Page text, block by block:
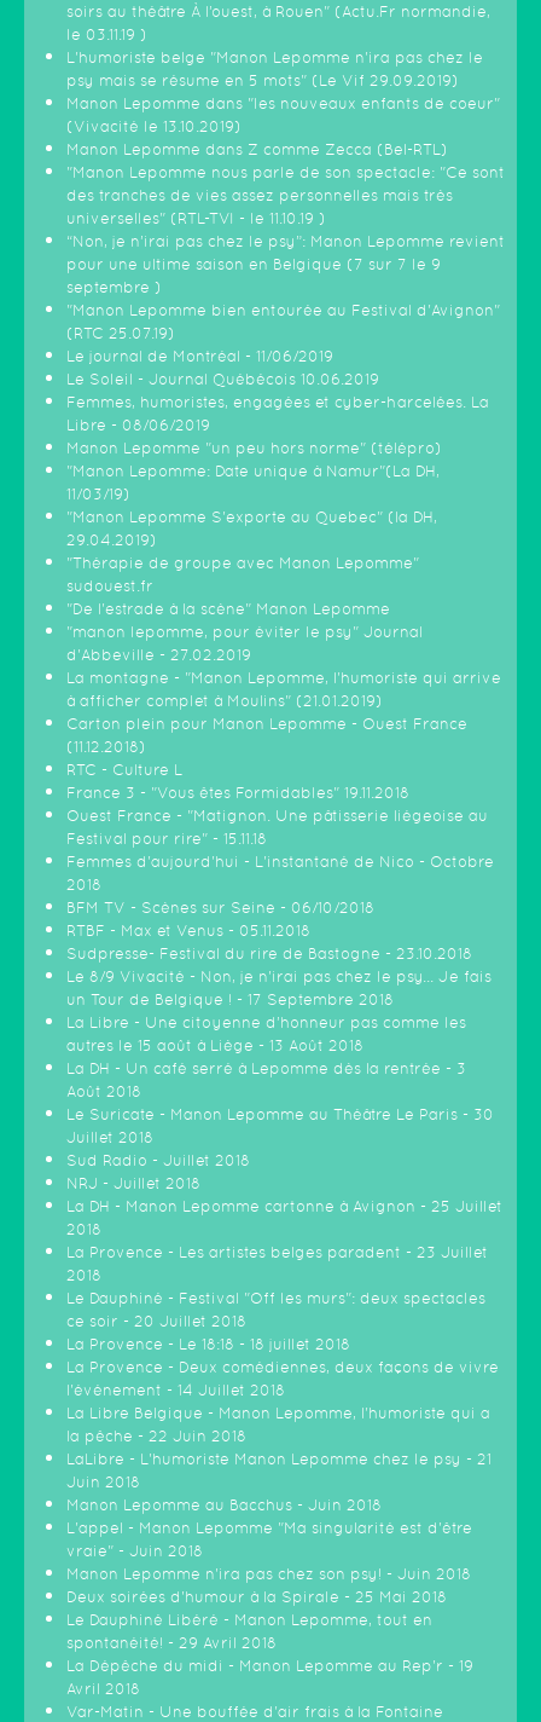
soirs au théâtre À l’ouest, à Rouen" (Actu.Fr normandie,
le 03.11.19 )
L'humoriste belge "Manon Lepomme n'ira pas chez le
psy mais se résume en 5 mots" (Le Vif 29.09.2019)
Manon Lepomme dans "les nouveaux enfants de coeur"
(Vivacité le 13.10.2019)
Manon Lepomme dans Z comme Zecca (Bel-RTL)
"Manon Lepomme nous parle de son spectacle: "Ce sont
des tranches de vies assez personnelles mais très
universelles" (RTL-TVI - le 11.10.19 )
“Non, je n’irai pas chez le psy”: Manon Lepomme revient
pour une ultime saison en Belgique (7 sur 7 le 9
septembre )
"Manon Lepomme bien entourée au Festival d'Avignon"
(RTC 25.07.19)
Le journal de Montréal - 11/06/2019
Le Soleil - Journal Québécois 10.06.2019
Femmes, humoristes, engagées et cyber-harcelées. La
Libre - 08/06/2019
Manon Lepomme "un peu hors norme" (télépro)
"Manon Lepomme: Date unique à Namur"(La DH,
11/03/19)
"Manon Lepomme S'exporte au Quebec" (la DH,
29.04.2019)
"Thérapie de groupe avec Manon Lepomme"
sudouest.fr
"De l'estrade à la scène" Manon Lepomme
"manon lepomme, pour éviter le psy" Journal
d'Abbeville - 27.02.2019
La montagne - "Manon Lepomme, l'humoriste qui arrive
à afficher complet à Moulins" (21.01.2019)
Carton plein pour Manon Lepomme - Ouest France
(11.12.2018)
RTC - Culture L
France 3 - "Vous êtes Formidables" 19.11.2018
Ouest France - "Matignon. Une pâtisserie liégeoise au
Festival pour rire" - 15.11.18
Femmes d'aujourd'hui - L'instantané de Nico - Octobre
2018
BFM TV - Scènes sur Seine - 06/10/2018
RTBF - Max et Venus - 05.11.2018
Sudpresse- Festival du rire de Bastogne - 23.10.2018
Le 8/9 Vivacité - Non, je n'irai pas chez le psy... Je fais
un Tour de Belgique ! - 17 Septembre 2018
La Libre - Une citoyenne d’honneur pas comme les
autres le 15 août à Liège - 13 Août 2018
La DH - Un café serré à Lepomme dès la rentrée - 3
Août 2018
Le Suricate - Manon Lepomme au Théâtre Le Paris - 30
Juillet 2018
Sud Radio - Juillet 2018
NRJ - Juillet 2018
La DH - Manon Lepomme cartonne à Avignon - 25 Juillet
2018
La Provence - Les artistes belges paradent - 23 Juillet
2018
Le Dauphiné - Festival "Off les murs": deux spectacles
ce soir - 20 Juillet 2018
La Provence - Le 18:18 - 18 juillet 2018
La Provence - Deux comédiennes, deux façons de vivre
l'événement - 14 Juillet 2018
La Libre Belgique - Manon Lepomme, l'humoriste qui a
la pêche - 22 Juin 2018
LaLibre - L'humoriste Manon Lepomme chez le psy - 21
Juin 2018
Manon Lepomme au Bacchus - Juin 2018
L'appel - Manon Lepomme "Ma singularité est d'être
vraie" - Juin 2018
Manon Lepomme n'ira pas chez son psy! - Juin 2018
Deux soirées d'humour à la Spirale - 25 Mai 2018
Le Dauphiné Libéré - Manon Lepomme, tout en
spontanéité! - 29 Avril 2018
La Dépêche du midi - Manon Lepomme au Rep'r - 19
Avril 2018
Var-Matin - Une bouffée d'air frais à la Fontaine